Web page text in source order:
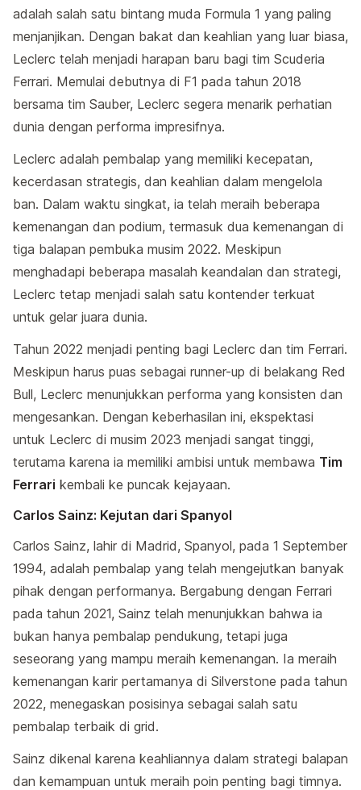
adalah salah satu bintang muda Formula 1 yang paling
menjanjikan. Dengan bakat dan keahlian yang luar biasa,
Leclerc telah menjadi harapan baru bagi tim Scuderia
Ferrari. Memulai debutnya di F1 pada tahun 2018
bersama tim Sauber, Leclerc segera menarik perhatian
dunia dengan performa impresifnya.
Leclerc adalah pembalap yang memiliki kecepatan,
kecerdasan strategis, dan keahlian dalam mengelola
ban. Dalam waktu singkat, ia telah meraih beberapa
kemenangan dan podium, termasuk dua kemenangan di
tiga balapan pembuka musim 2022. Meskipun
menghadapi beberapa masalah keandalan dan strategi,
Leclerc tetap menjadi salah satu kontender terkuat
untuk gelar juara dunia.
Tahun 2022 menjadi penting bagi Leclerc dan tim Ferrari.
Meskipun harus puas sebagai runner-up di belakang Red
Bull, Leclerc menunjukkan performa yang konsisten dan
mengesankan. Dengan keberhasilan ini, ekspektasi
untuk Leclerc di musim 2023 menjadi sangat tinggi,
terutama karena ia memiliki ambisi untuk membawa Tim
Ferrari kembali ke puncak kejayaan.
Carlos Sainz: Kejutan dari Spanyol
Carlos Sainz, lahir di Madrid, Spanyol, pada 1 September
1994, adalah pembalap yang telah mengejutkan banyak
pihak dengan performanya. Bergabung dengan Ferrari
pada tahun 2021, Sainz telah menunjukkan bahwa ia
bukan hanya pembalap pendukung, tetapi juga
seseorang yang mampu meraih kemenangan. Ia meraih
kemenangan karir pertamanya di Silverstone pada tahun
2022, menegaskan posisinya sebagai salah satu
pembalap terbaik di grid.
Sainz dikenal karena keahliannya dalam strategi balapan
dan kemampuan untuk meraih poin penting bagi timnya.